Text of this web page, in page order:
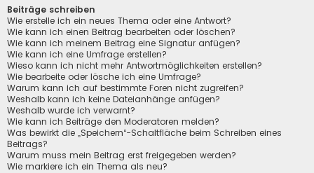
Beiträge schreiben
Wie erstelle ich ein neues Thema oder eine Antwort?
Wie kann ich einen Beitrag bearbeiten oder löschen?
Wie kann ich meinem Beitrag eine Signatur anfügen?
Wie kann ich eine Umfrage erstellen?
Wieso kann ich nicht mehr Antwortmöglichkeiten erstellen?
Wie bearbeite oder lösche ich eine Umfrage?
Warum kann ich auf bestimmte Foren nicht zugreifen?
Weshalb kann ich keine Dateianhänge anfügen?
Weshalb wurde ich verwarnt?
Wie kann ich Beiträge den Moderatoren melden?
Was bewirkt die „Speichern“-Schaltfläche beim Schreiben eines
Beitrags?
Warum muss mein Beitrag erst freigegeben werden?
Wie markiere ich ein Thema als neu?